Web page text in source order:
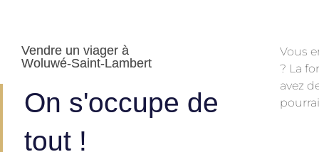
Vendre un viager à
Woluwé-Saint-Lambert
On s'occupe de
tout !
Vous
? La
avez